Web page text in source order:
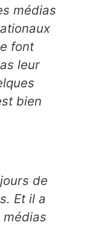
médias
font
leur
bien
de
Et il a